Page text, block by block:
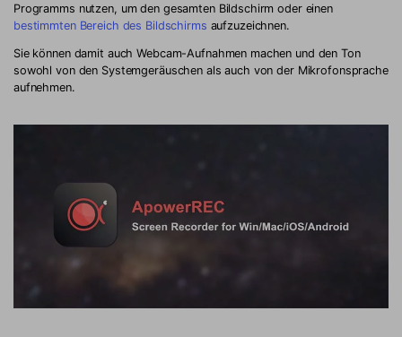
Programms nutzen, um den gesamten Bildschirm oder einen
bestimmten Bereich des Bildschirms aufzuzeichnen.
Sie können damit auch Webcam-Aufnahmen machen und den Ton
sowohl von den Systemgeräuschen als auch von der Mikrofonsprache
aufnehmen.